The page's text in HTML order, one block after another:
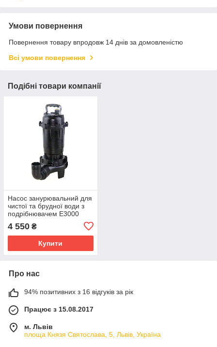
Умови повернення
Повернення товару впродовж 14 днів за домовленістю
Всі умови повернення
Подібні товари компанії
Насос занурювальний для
чистої та брудної води з
подрібнювачем E3000
4 550 ₴
Купити
Про нас
94% позитивних з 16 відгуків за рік
Працює з 15.08.2017
м. Львів
площа Князя Святослава, 5, Львів, Україна